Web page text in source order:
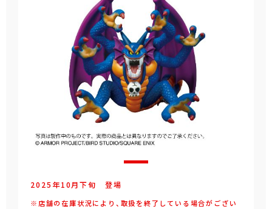
2025年10月下旬 登場
※店舗の在庫状況により、取扱を終了している場合がござい